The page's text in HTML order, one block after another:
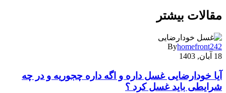
مقالات بیشتر
Byhomefront242
18 آبان, 1403
آیا خودارضایی غسل داره و اگه داره چجوریه و در چه
شرایطی باید غسل کرد ؟